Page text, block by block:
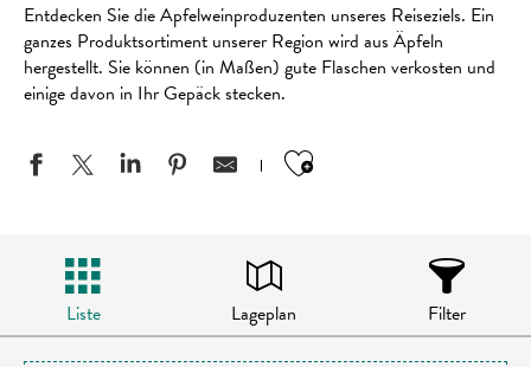
Entdecken Sie die Apfelweinproduzenten unseres Reiseziels. Ein
ganzes Produktsortiment unserer Region wird aus Äpfeln
hergestellt. Sie können (in Maßen) gute Flaschen verkosten und
einige davon in Ihr Gepäck stecken.
Ajouter aux
Liste Lageplan Filter